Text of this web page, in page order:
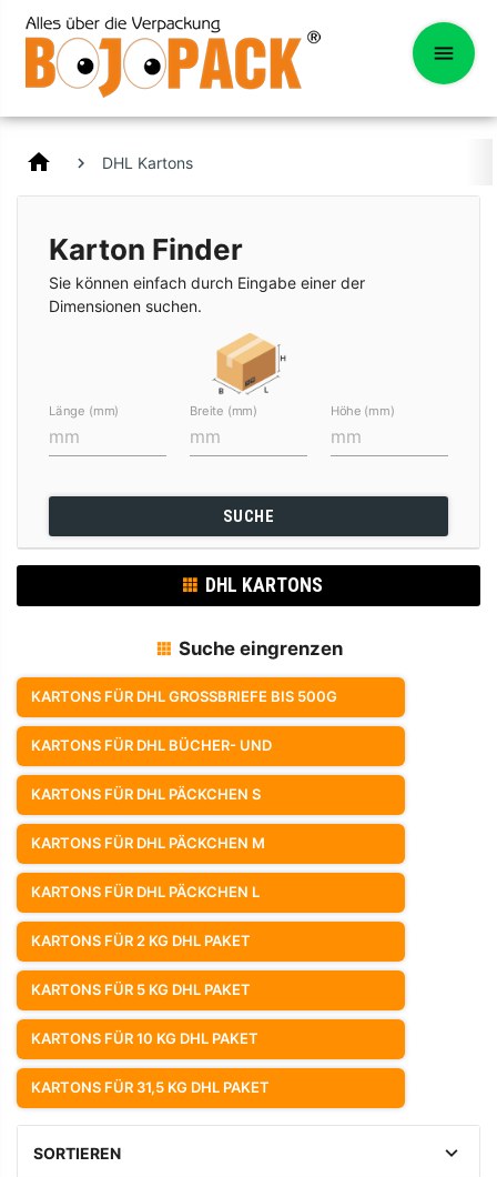
home DHL Kartons
Karton Finder
Sie können einfach durch Eingabe einer der
Dimensionen suchen.
Länge (mm) Breite (mm) Höhe (mm)
SUCHE
DHL KARTONS
Suche eingrenzen
KARTONS FÜR DHL GROSSBRIEFE BIS 500G
KARTONS FÜR DHL BÜCHER- UND
WARENSENDUNGEN
KARTONS FÜR DHL PÄCKCHEN S
KARTONS FÜR DHL PÄCKCHEN M
KARTONS FÜR DHL PÄCKCHEN L
KARTONS FÜR 2 KG DHL PAKET
KARTONS FÜR 5 KG DHL PAKET
KARTONS FÜR 10 KG DHL PAKET
KARTONS FÜR 31,5 KG DHL PAKET
SORTIEREN